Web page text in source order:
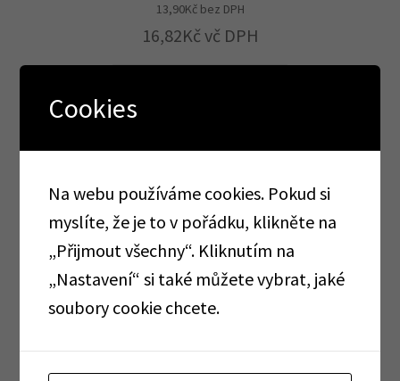
13,90Kčbez DPH
16,82Kč vč DPH
Kategorie produktu
TOTÁLNÍ VÝPRODEJ
Cookies
Na webu používáme cookies. Pokud si
myslíte, že je to v pořádku, klikněte na
„Přijmout všechny“. Kliknutím na
„Nastavení“ si také můžete vybrat, jaké
soubory cookie chcete.